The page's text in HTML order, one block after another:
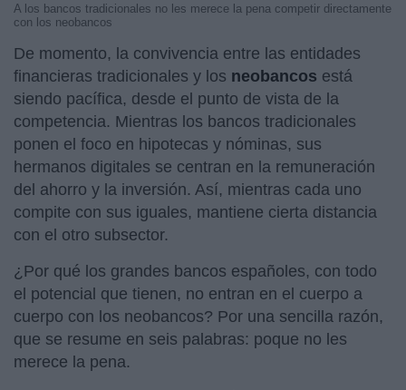
A los bancos tradicionales no les merece la pena competir directamente
con los neobancos
De momento, la convivencia entre las entidades
financieras tradicionales y los neobancos está
siendo pacífica, desde el punto de vista de la
competencia. Mientras los bancos tradicionales
ponen el foco en hipotecas y nóminas, sus
hermanos digitales se centran en la remuneración
del ahorro y la inversión. Así, mientras cada uno
compite con sus iguales, mantiene cierta distancia
con el otro subsector.
¿Por qué los grandes bancos españoles, con todo
el potencial que tienen, no entran en el cuerpo a
cuerpo con los neobancos? Por una sencilla razón,
que se resume en seis palabras: poque no les
merece la pena.